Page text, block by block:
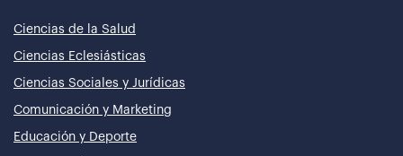
Ciencias de la Salud
Ciencias Eclesiásticas
Ciencias Sociales y Jurídicas
Comunicación y Marketing
Educación y Deporte